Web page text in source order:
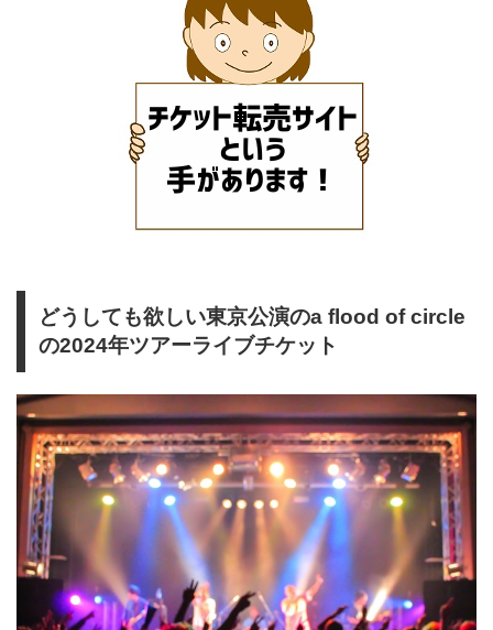
どうしても欲しい東京公演のa flood of circle
の2024年ツアーライブチケット